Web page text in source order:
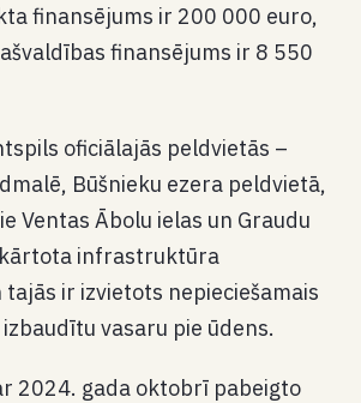
finansējums ir 200 000 euro,
finansējums ir 8 550
oficiālajās peldvietās –
Būšnieku ezera peldvietā,
Ventas Ābolu ielas un Graudu
infrastruktūra
tajās ir izvietots nepieciešamais
vasaru pie ūdens.
2024. gada oktobrī pabeigto